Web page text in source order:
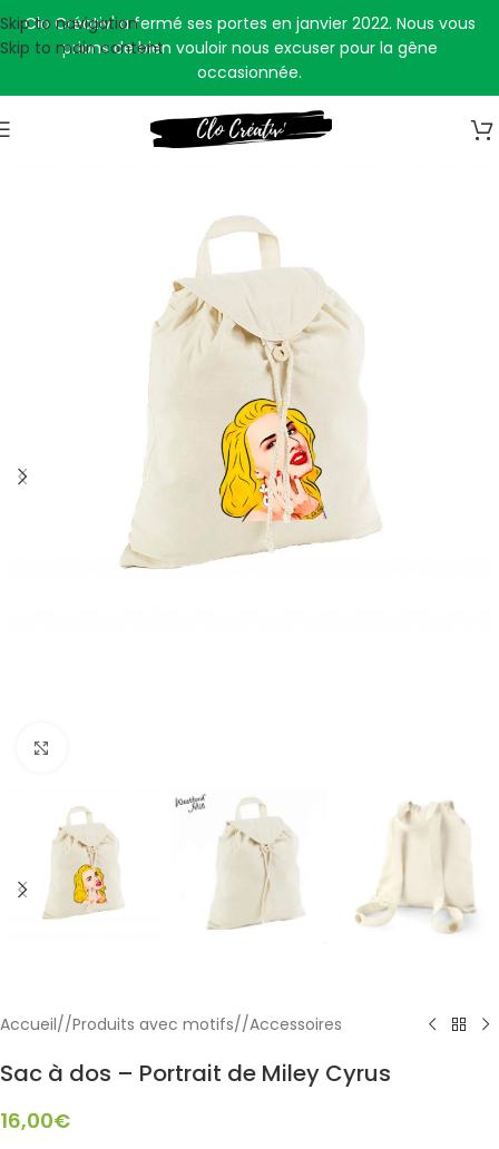
Clo Créativ' a fermé ses portes en janvier 2022. Nous vous
prions de bien vouloir nous excuser pour la gêne
occasionnée.
Skip to navigation
Skip to main content
Accueil/ Produits avec motifs/ Accessoires
Sac à dos – Portrait de Miley Cyrus
16,00€